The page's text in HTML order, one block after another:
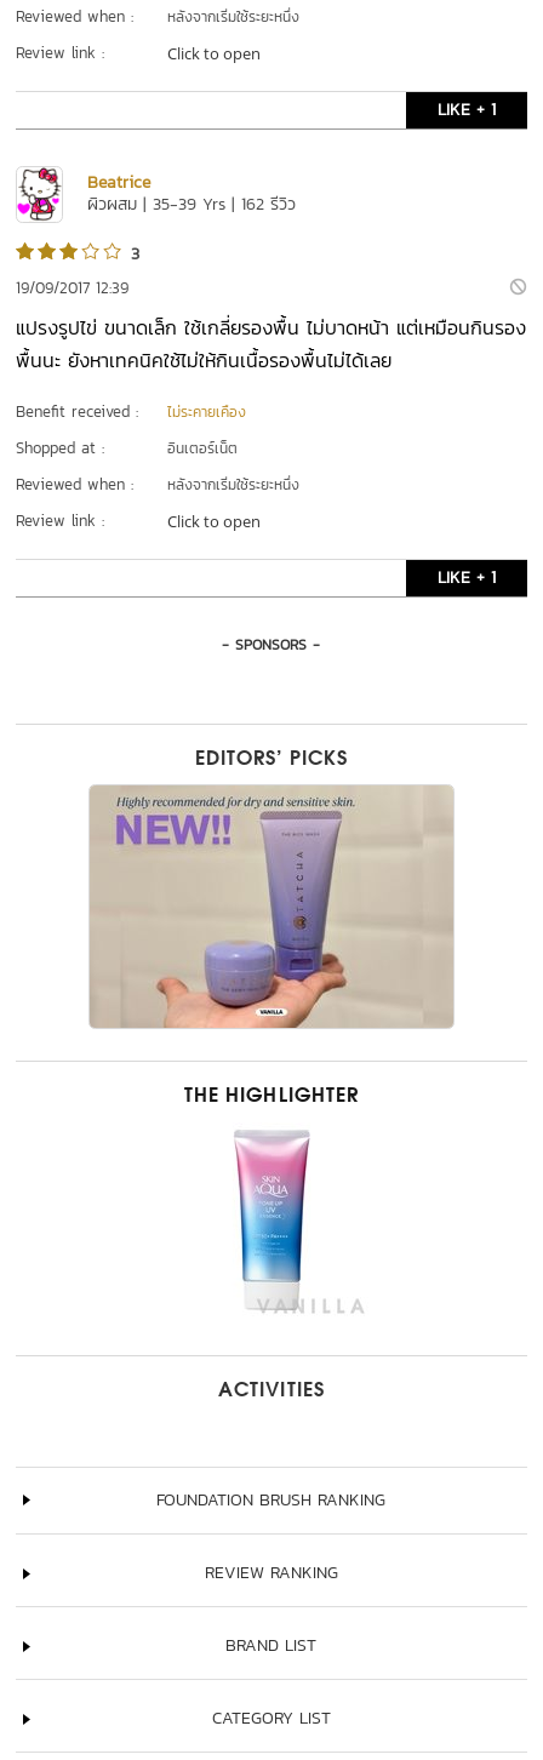
Reviewed when : หลังจากเริ่มใช้ระยะหนึ่ง
Review link : Click to open
LIKE + 1
Beatrice
ผิวผสม | 35-39 Yrs | 162 รีวิว
3
19/09/2017 12:39
แปรงรูปไข่ ขนาดเล็ก ใช้เกลี่ยรองพื้น ไม่บาดหน้า แต่เหมือนกินรอง
พื้นนะ ยังหาเทคนิคใช้ไม่ให้กินเนื้อรองพื้นไม่ได้เลย
Benefit received : ไม่ระคายเคือง
Shopped at : อินเตอร์เน็ต
Reviewed when : หลังจากเริ่มใช้ระยะหนึ่ง
Review link : Click to open
LIKE + 1
- SPONSORS -
EDITORS’ PICKS
THE HIGHLIGHTER
ACTIVITIES
FOUNDATION BRUSH RANKING
REVIEW RANKING
BRAND LIST
CATEGORY LIST